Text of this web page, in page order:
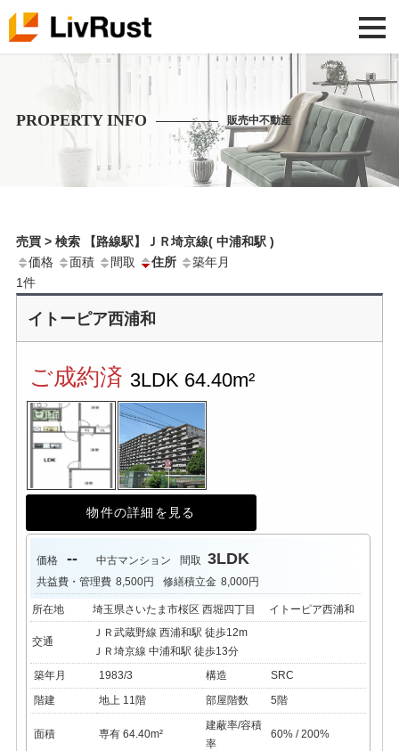
PROPERTY INFO 販売中不動産
売買 > 検索 【路線駅】ＪＲ埼京線( 中浦和駅 )
価格
面積 間取 住所
築年月
1件
イトーピア西浦和
ご成約済 3LDK 64.40m²
物件の詳細を見る
価格 -- 中古マンション 間取 3LDK
共益費・管理費 8,500円 修繕積立金 8,000円
所在地 埼玉県さいたま市桜区 西堀四丁目 イトーピア西浦和
交通
ＪＲ武蔵野線 西浦和駅 徒歩12m
ＪＲ埼京線 中浦和駅 徒歩13分
築年月
1983/3 構造
SRC
階建
地上 11階 部屋階数 5階
面積 専有 64.40m²
建蔽率/容積
率
60% / 200%